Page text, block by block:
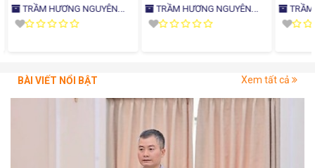
TRẦM HƯƠNG NGUYÊN
CHẤT - MỘC THIÊN HƯƠNG
TRẦM HƯƠNG NGUYÊN
CHẤT - MỘC THIÊN HƯƠNG
TRẦM HƯƠNG NGUYÊN
CHẤT -
BÀI VIẾT NỔI BẬT Xem tất cả